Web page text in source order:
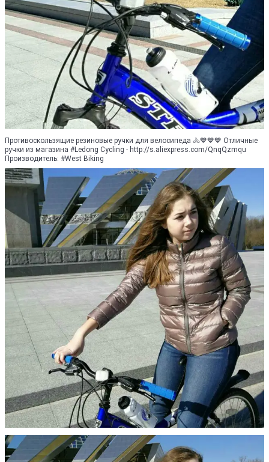
Противоскользящие резиновые ручки для велосипеда 🚴💙💙💙 Отличные
ручки из магазина #Ledong Cycling - http://s.aliexpress.com/QnqQzmqu
Производитель: #West Biking